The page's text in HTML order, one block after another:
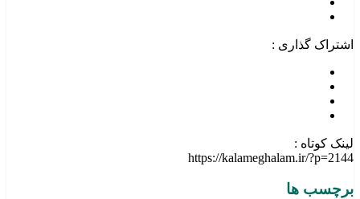
اشتراک گذاری :
لینک کوتاه :
https://kalameghalam.ir/?p=2144
برچسب ها